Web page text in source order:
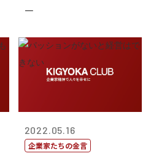
一
2022.05.16
企業家たちの金言